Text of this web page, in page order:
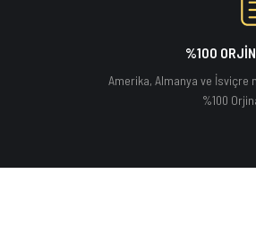
%100
Amerika, Almanya ve İsviçre
%100